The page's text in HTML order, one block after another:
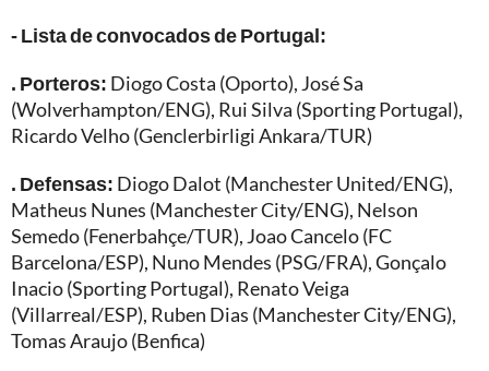
- Lista de convocados de Portugal:
. Porteros: Diogo Costa (Oporto), José Sa
(Wolverhampton/ENG), Rui Silva (Sporting Portugal),
Ricardo Velho (Genclerbirligi Ankara/TUR)
. Defensas: Diogo Dalot (Manchester United/ENG),
Matheus Nunes (Manchester City/ENG), Nelson
Semedo (Fenerbahçe/TUR), Joao Cancelo (FC
Barcelona/ESP), Nuno Mendes (PSG/FRA), Gonçalo
Inacio (Sporting Portugal), Renato Veiga
(Villarreal/ESP), Ruben Dias (Manchester City/ENG),
Tomas Araujo (Benfica)